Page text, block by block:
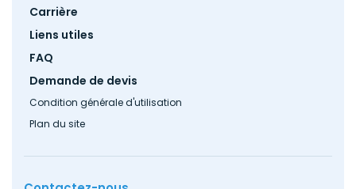
Carrière
Liens utiles
FAQ
Demande de devis
Condition générale d'utilisation
Plan du site